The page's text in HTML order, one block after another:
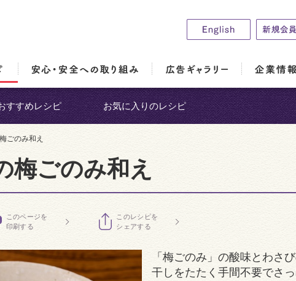
すすめレシピ お気に入りのレシピ
ごのみ和え
梅ごのみ和え
このページを
印刷する
このレシピを
シェアする
「梅ごのみ」の酸味とわさ
干しをたたく手間不要でさ